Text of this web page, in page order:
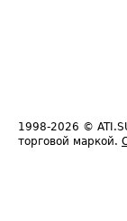
1998-2026 ©
торговой маркой.